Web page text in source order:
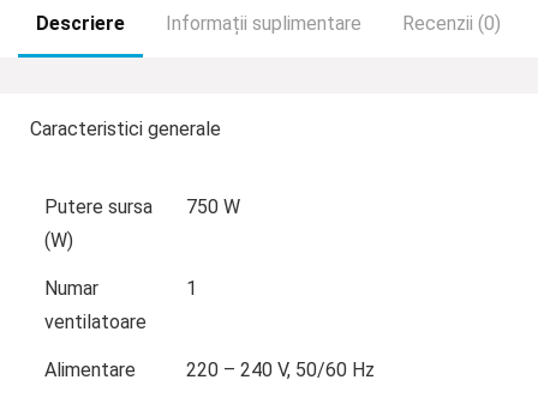
Descriere Informații suplimentare Recenzii (0)
Caracteristici generale
Putere sursa
(W)
750 W
Numar
ventilatoare
1
Alimentare 220 – 240 V, 50/60 Hz